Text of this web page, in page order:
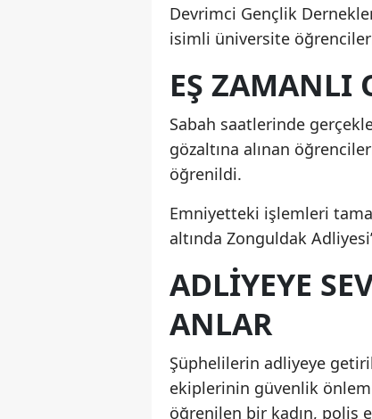
Devrimci Gençlik
isimli üniversite
EŞ ZAMANLI
Sabah saatlerinde
gözaltına alınan
öğrenildi.
Emniyetteki işlemleri
altında Zonguldak
ADLİYEYE
ANLAR
Şüphelilerin adliyeye
ekiplerinin güvenlik önlemi
öğrenilen bir kadın, polis